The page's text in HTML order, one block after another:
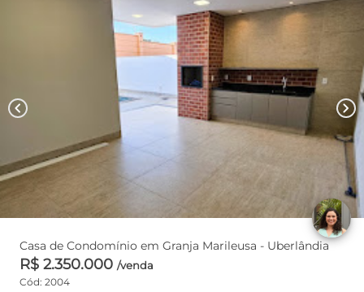
chevron_left chevron_right
Casa de Condomínio em Granja Marileusa - Uberlândia
R$ 2.350.000 /venda
Cód: 2004